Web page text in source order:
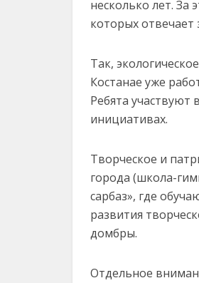
несколько лет. За
которых отвечает
Так,
Костанае уже
Ребята участвуют
инициативах.
Творческое и
города (школа-
сарбаз», где
развития
домбры.
Отдельное